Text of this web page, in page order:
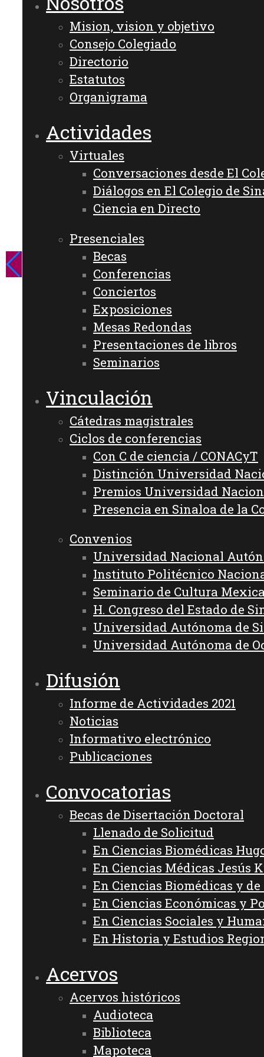
Mision, vision y objetivo
Consejo Colegiado
Directorio
Estatutos
Organigrama
Actividades
Virtuales
Conversaciones desde El
Diálogos en El Colegio de
Ciencia en Directo
Presenciales
Becas
Conferencias
Conciertos
Exposiciones
Mesas Redondas
Presentaciones de libros
Seminarios
Vinculación
Cátedras magistrales
Ciclos de conferencias
Con C de ciencia / CONACyT
Distinción Universidad
Premios Universidad
Presencia en Sinaloa de la
Convenios
Universidad Nacional
Instituto Politécnico
Seminario de Cultura
H. Congreso del Estado de
Universidad Autónoma de
Universidad Autónoma de
Difusión
Informe de Actividades 2021
Noticias
Informativo electrónico
Publicaciones
Convocatorias
Becas de Disertación Doctoral
Llenado de Solicitud
En Ciencias Biomédicas
En Ciencias Médicas Jesús
En Ciencias Biomédicas y
En Ciencias Económicas y
En Ciencias Sociales y
En Historia y Estudios
Acervos
Acervos históricos
Audioteca
Biblioteca
Mapoteca